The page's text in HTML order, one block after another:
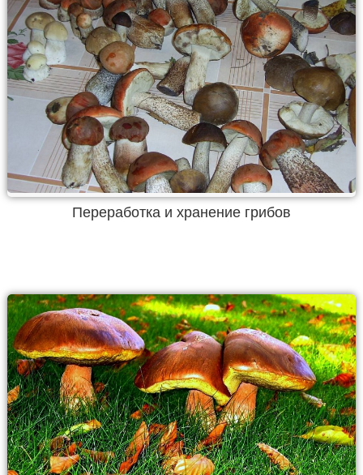
Переработка и хранение грибов